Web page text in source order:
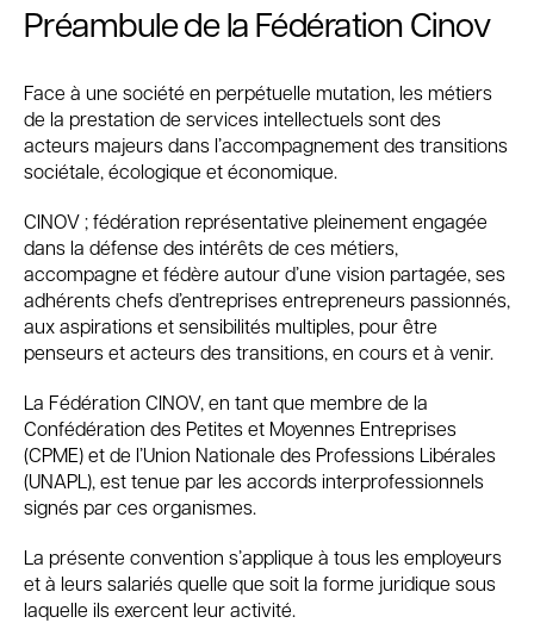
Préambule de la Fédération Cinov
Face à une société en perpétuelle mutation, les métiers
de la prestation de services intellectuels sont des
acteurs majeurs dans l’accompagnement des transitions
sociétale, écologique et économique.
CINOV ; fédération représentative pleinement engagée
dans la défense des intérêts de ces métiers,
accompagne et fédère autour d’une vision partagée, ses
adhérents chefs d’entreprises entrepreneurs passionnés,
aux aspirations et sensibilités multiples, pour être
penseurs et acteurs des transitions, en cours et à venir.
La Fédération CINOV, en tant que membre de la
Confédération des Petites et Moyennes Entreprises
(CPME) et de l’Union Nationale des Professions Libérales
(UNAPL), est tenue par les accords interprofessionnels
signés par ces organismes.
La présente convention s’applique à tous les employeurs
et à leurs salariés quelle que soit la forme juridique sous
laquelle ils exercent leur activité.